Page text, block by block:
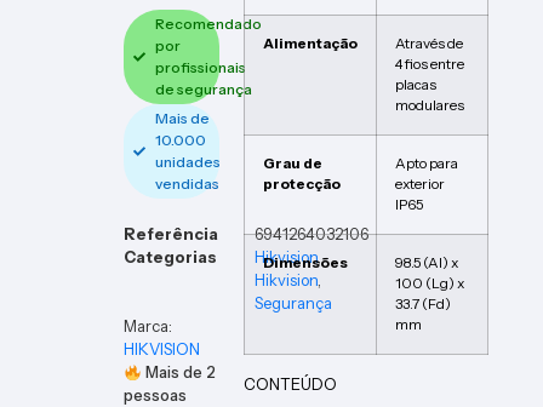
Recomendado
por
profissionais
de segurança
Mais de
10.000
unidades
vendidas
Referência
6941264032106
Categorias
Hikvision,
Hikvision,
Segurança
Marca:
HIKVISION
Mais de 2
pessoas
Alimentação
Através de
4 fios entre
placas
modulares
Grau de
protecção
Apto para
exterior
IP65
Dimensões
98.5 (Al) x
100 (Lg) x
33.7 (Fd)
mm
CONTEÚDO